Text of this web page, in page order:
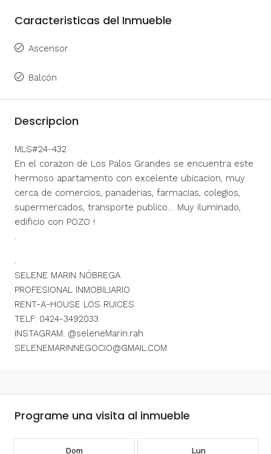
Caracteristicas del Inmueble
Ascensor
Balcón
Descripcion
MLS#24-432
En el corazon de Los Palos Grandes se encuentra este
hermoso apartamento con excelente ubicacion, muy
cerca de comercios, panaderias, farmacias, colegios,
supermercados, transporte publico… Muy iluminado,
edificio con POZO !
.
.
SELENE MARIN NÓBREGA
PROFESIONAL INMOBILIARIO
RENT-A-HOUSE LOS RUICES
TELF: 0424-3492033
INSTAGRAM: @seleneMarin.rah
SELENEMARINNEGOCIO@GMAIL.COM
Programe una visita al inmueble
Dom Lun